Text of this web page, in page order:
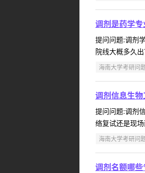
调剂是药学
提问问题:调剂
院线大概多久
海南大学考研问
调剂信息生
提问问题:调剂
络复试还是现
海南大学考研问
调剂名额哪